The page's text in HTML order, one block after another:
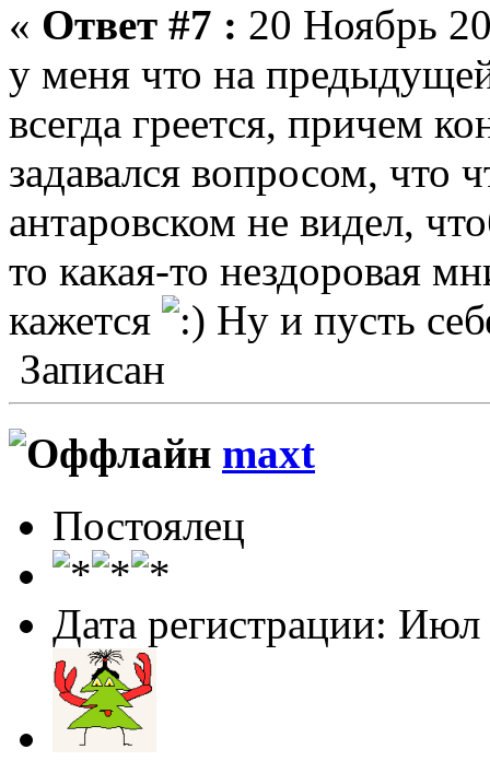
« Ответ #7 : 20 Ноябрь
у меня что на
всегда греется, причем
задавался вопросом, что
антаровском не видел,
то какая-то нездоровая
кажется
Ну и пусть
Записан
maxt
Постоялец
Дата регистрации: